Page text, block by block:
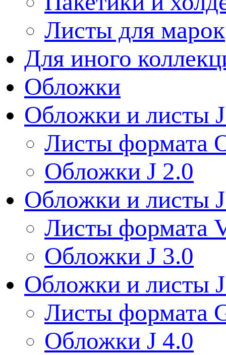
Листы для марок
Для иного
Обложки
Обложки и листы
Листы формата
Обложки J 2.0
Обложки и листы
Листы формата
Обложки J 3.0
Обложки и листы
Листы формата
Обложки J 4.0